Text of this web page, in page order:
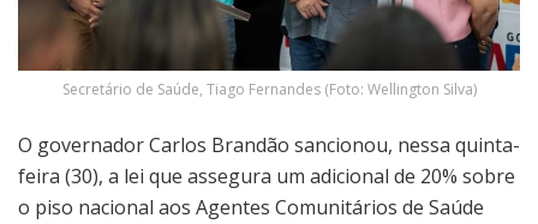
Secretário de Saúde, Tiago Fernandes (Foto: Wellington Silva)
O governador Carlos Brandão sancionou, nessa quinta-
feira (30), a lei que assegura um adicional de 20% sobre
o piso nacional aos Agentes Comunitários de Saúde